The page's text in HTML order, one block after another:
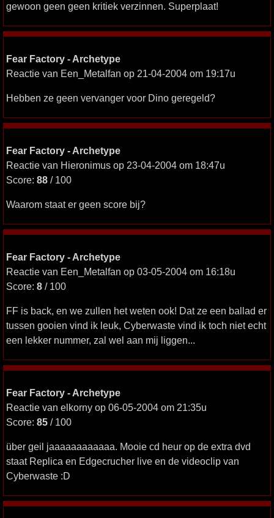
gewoon geen geen kritiek verzinnen. Superplaat!
Fear Factory - Archetype
Reactie van Een_Metalfan op 21-04-2004 om 19:17u
Hebben ze geen vervanger voor Dino geregeld?
Fear Factory - Archetype
Reactie van Hieronimus op 23-04-2004 om 18:47u
Score: 88 / 100
Waarom staat er geen score bij?
Fear Factory - Archetype
Reactie van Een_Metalfan op 03-05-2004 om 16:18u
Score: 8 / 100
FF is back, en we zullen het weten ook! Dat ze een ballad er
tussen gooien vind ik leuk, Cyberwaste vind ik toch niet echt
een lekker nummer, zal wel aan mij liggen...
Fear Factory - Archetype
Reactie van elkorny op 06-05-2004 om 21:35u
Score: 85 / 100
über geil jaaaaaaaaaaaa. Mooie cd heur op de extra dvd
staat Replica en Edgecrucher live en de videoclip van
Cyberwaste :D